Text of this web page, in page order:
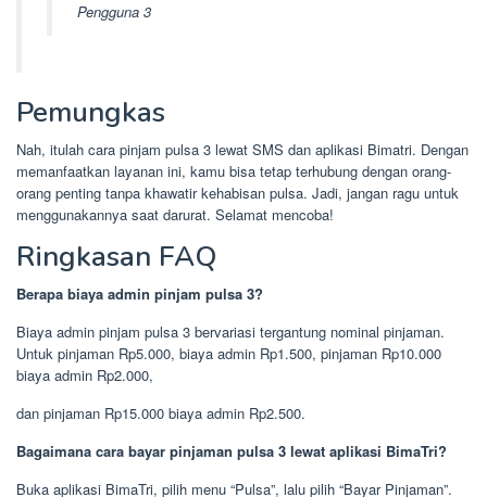
Pengguna 3
Pemungkas
Nah, itulah cara pinjam pulsa 3 lewat SMS dan aplikasi Bimatri. Dengan
memanfaatkan layanan ini, kamu bisa tetap terhubung dengan orang-
orang penting tanpa khawatir kehabisan pulsa. Jadi, jangan ragu untuk
menggunakannya saat darurat. Selamat mencoba!
Ringkasan FAQ
Berapa biaya admin pinjam pulsa 3?
Biaya admin pinjam pulsa 3 bervariasi tergantung nominal pinjaman.
Untuk pinjaman Rp5.000, biaya admin Rp1.500, pinjaman Rp10.000
biaya admin Rp2.000,
dan pinjaman Rp15.000 biaya admin Rp2.500.
Bagaimana cara bayar pinjaman pulsa 3 lewat aplikasi BimaTri?
Buka aplikasi BimaTri, pilih menu “Pulsa”, lalu pilih “Bayar Pinjaman”.